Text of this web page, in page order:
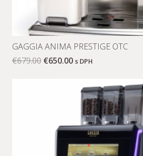
GAGGIA ANIMA PRESTIGE OTC
€679.00 €650.00 s DPH